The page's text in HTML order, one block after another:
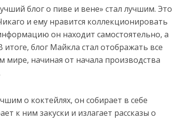
блог о пиве и вене» стал лучшим. Это
и ему нравится коллекционировать
он находит самостоятельно, а
блог Майкла стал отображать все
начиная от начала производства
о коктейлях, он собирает в себе
к ним закуски и излагает рассказы о